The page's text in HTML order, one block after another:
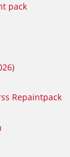
pack
Repaintpack